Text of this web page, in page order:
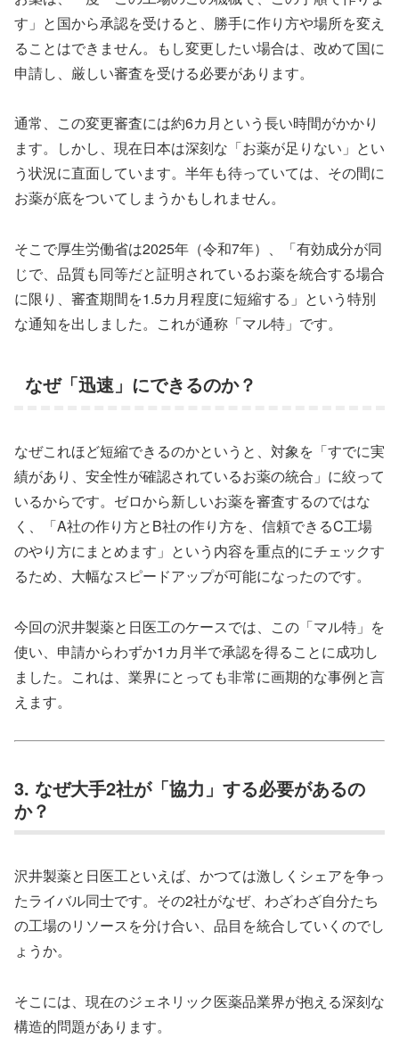
す」と国から承認を受けると、勝手に作り方や場所を変え
ることはできません。もし変更したい場合は、改めて国に
申請し、厳しい審査を受ける必要があります。
通常、この変更審査には約6カ月という長い時間がかかり
ます。しかし、現在日本は深刻な「お薬が足りない」とい
う状況に直面しています。半年も待っていては、その間に
お薬が底をついてしまうかもしれません。
そこで厚生労働省は2025年（令和7年）、「有効成分が同
じで、品質も同等だと証明されているお薬を統合する場合
に限り、審査期間を1.5カ月程度に短縮する」という特別
な通知を出しました。これが通称「マル特」です。
なぜ「迅速」にできるのか？
なぜこれほど短縮できるのかというと、対象を「すでに実
績があり、安全性が確認されているお薬の統合」に絞って
いるからです。ゼロから新しいお薬を審査するのではな
く、「A社の作り方とB社の作り方を、信頼できるC工場
のやり方にまとめます」という内容を重点的にチェックす
るため、大幅なスピードアップが可能になったのです。
今回の沢井製薬と日医工のケースでは、この「マル特」を
使い、申請からわずか1カ月半で承認を得ることに成功し
ました。これは、業界にとっても非常に画期的な事例と言
えます。
3. なぜ大手2社が「協力」する必要があるの
か？
沢井製薬と日医工といえば、かつては激しくシェアを争っ
たライバル同士です。その2社がなぜ、わざわざ自分たち
の工場のリソースを分け合い、品目を統合していくのでし
ょうか。
そこには、現在のジェネリック医薬品業界が抱える深刻な
構造的問題があります。